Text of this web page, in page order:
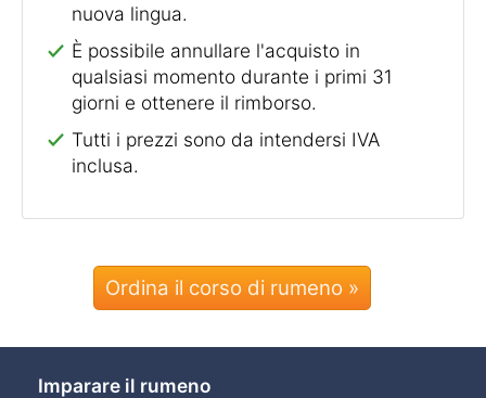
nuova lingua.
È possibile annullare l'acquisto in
qualsiasi momento durante i primi 31
giorni e ottenere il rimborso.
Tutti i prezzi sono da intendersi IVA
inclusa.
Ordina il corso di rumeno »
Imparare il rumeno